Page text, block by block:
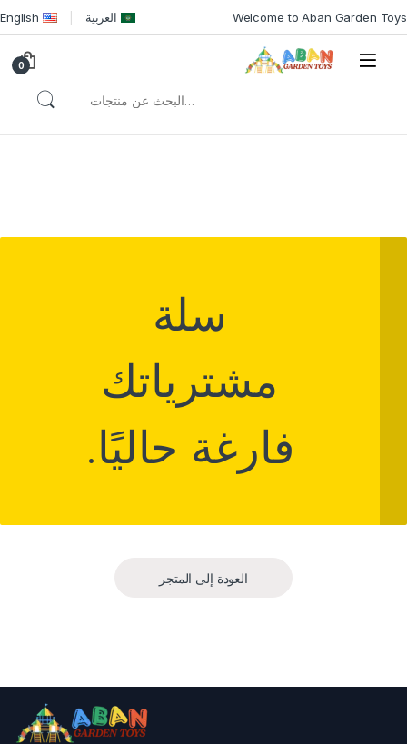
Welcome to Aban Garden Toys العربية English
0
سلة
مشترياتك
فارغة حاليًا.
العودة إلى المتجر